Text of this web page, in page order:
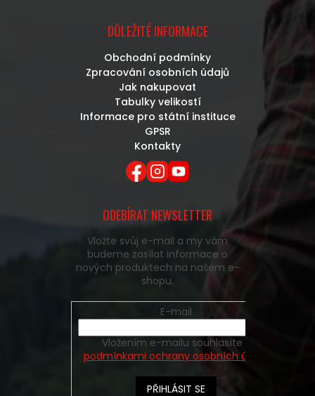
DŮLEŽITÉ INFORMACE
Obchodní podmínky
Zpracování osobních údajů
Jak nakupovat
Tabulky velikostí
Informace pro státní instituce
GPSR
Kontakty
ODEBÍRAT NEWSLETTER
Vložte svůj e-mail a my vám
budeme zasílat informace o
nových produktech na našem e-
shopu.
E-mail
podmínkami ochrany osobních údajů
PŘIHLÁSIT SE